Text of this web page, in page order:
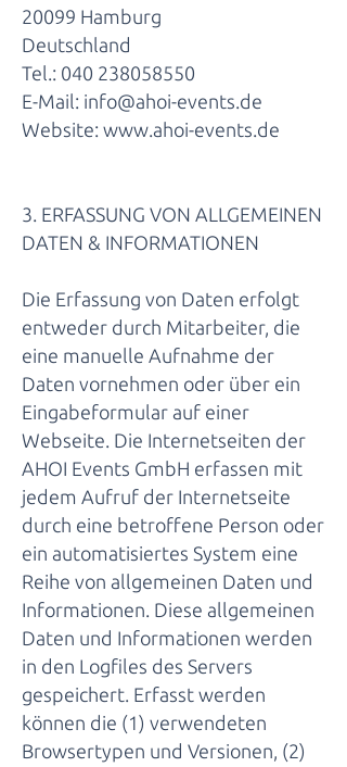
20099 Hamburg
Deutschland
Tel.: 040 238058550
E-Mail: info@ahoi-events.de
Website: www.ahoi-events.de
3. ERFASSUNG VON ALLGEMEINEN
DATEN & INFORMATIONEN
Die Erfassung von Daten erfolgt
entweder durch Mitarbeiter, die
eine manuelle Aufnahme der
Daten vornehmen oder über ein
Eingabeformular auf einer
Webseite. Die Internetseiten der
AHOI Events GmbH erfassen mit
jedem Aufruf der Internetseite
durch eine betroffene Person oder
ein automatisiertes System eine
Reihe von allgemeinen Daten und
Informationen. Diese allgemeinen
Daten und Informationen werden
in den Logfiles des Servers
gespeichert. Erfasst werden
können die (1) verwendeten
Browsertypen und Versionen, (2)